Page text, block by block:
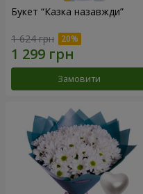
Букет “Казка назавжди”
1 624 грн
Замовити